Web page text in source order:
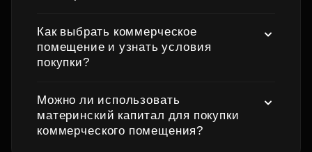
Как выбрать коммерческое
помещение и узнать условия
покупки?
Можно ли использовать
материнский капитал для покупки
коммерческого помещения?